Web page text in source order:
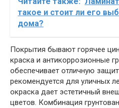
такое и стоит ли его
дома?
Покрытия бывают горячее
краска и антикоррозионные
обеспечивает отличную
рекомендуется для уличных
окраска дает эстетичный
цветов. Комбинация